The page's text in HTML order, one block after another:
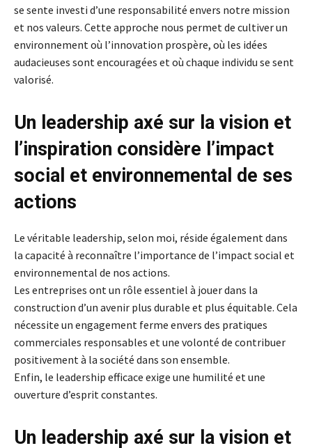
se sente investi d’une responsabilité envers notre mission
et nos valeurs. Cette approche nous permet de cultiver un
environnement où l’innovation prospère, où les idées
audacieuses sont encouragées et où chaque individu se sent
valorisé.
Un leadership axé sur la vision et
l’inspiration considère l’impact
social et environnemental de ses
actions
Le véritable leadership, selon moi, réside également dans
la capacité à reconnaître l’importance de l’impact social et
environnemental de nos actions.
Les entreprises ont un rôle essentiel à jouer dans la
construction d’un avenir plus durable et plus équitable. Cela
nécessite un engagement ferme envers des pratiques
commerciales responsables et une volonté de contribuer
positivement à la société dans son ensemble.
Enfin, le leadership efficace exige une humilité et une
ouverture d’esprit constantes.
Un leadership axé sur la vision et